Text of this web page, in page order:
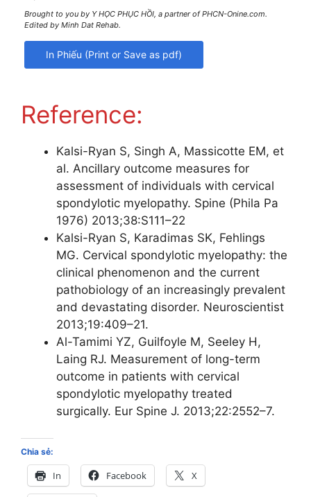
Brought to you by Y HỌC PHỤC HỒI, a partner of PHCN-Onine.com.
Edited by Minh Dat Rehab.
Reference:
Kalsi-Ryan S, Singh A, Massicotte EM, et
al. Ancillary outcome measures for
assessment of individuals with cervical
spondylotic myelopathy. Spine (Phila Pa
1976) 2013;38:S111–22
Kalsi-Ryan S, Karadimas SK, Fehlings
MG. Cervical spondylotic myelopathy: the
clinical phenomenon and the current
pathobiology of an increasingly prevalent
and devastating disorder. Neuroscientist
2013;19:409–21.
Al-Tamimi YZ, Guilfoyle M, Seeley H,
Laing RJ. Measurement of long-term
outcome in patients with cervical
spondylotic myelopathy treated
surgically. Eur Spine J. 2013;22:2552–7.
Chia sẻ:
In Facebook X